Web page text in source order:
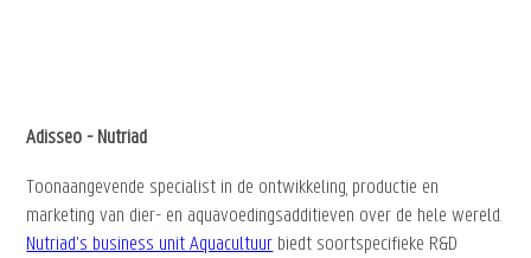
Adisseo - Nutriad
Toonaangevende specialist in de ontwikkeling, productie en
marketing van dier- en aquavoedingsadditieven over de hele wereld.
Nutriad's business unit Aquacultuur biedt soortspecifieke R&D